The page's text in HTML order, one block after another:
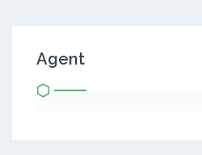
Agent